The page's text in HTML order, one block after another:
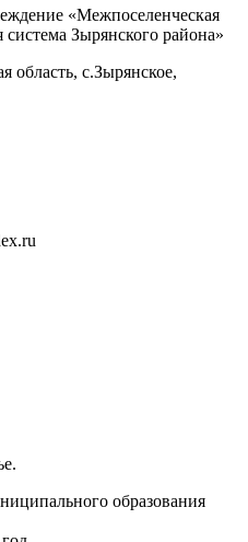
«Межпоселенческая
Зырянского района»
область, с.Зырянское,
образования